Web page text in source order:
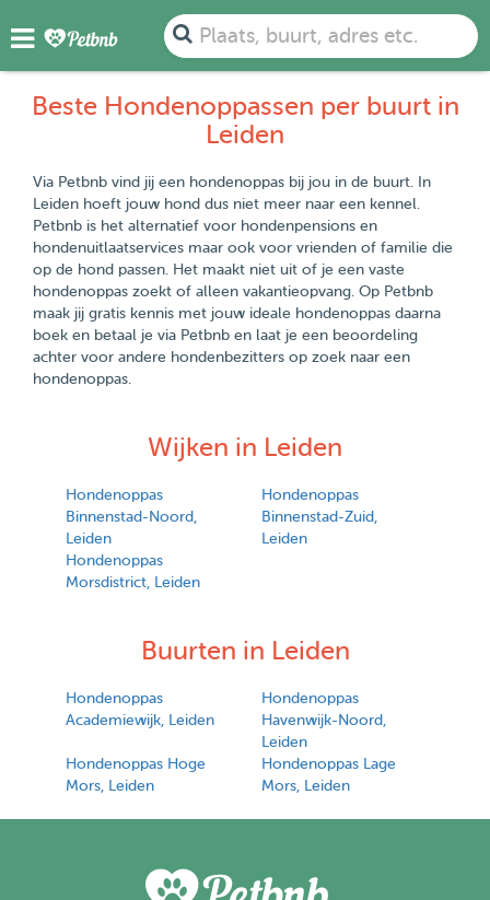
Plaats, buurt, adres etc.
Beste Hondenoppassen per buurt in
Leiden
Via Petbnb vind jij een hondenoppas bij jou in de buurt. In
Leiden hoeft jouw hond dus niet meer naar een kennel.
Petbnb is het alternatief voor hondenpensions en
hondenuitlaatservices maar ook voor vrienden of familie die
op de hond passen. Het maakt niet uit of je een vaste
hondenoppas zoekt of alleen vakantieopvang. Op Petbnb
maak jij gratis kennis met jouw ideale hondenoppas daarna
boek en betaal je via Petbnb en laat je een beoordeling
achter voor andere hondenbezitters op zoek naar een
hondenoppas.
Wijken in Leiden
Hondenoppas
Binnenstad-Noord,
Leiden
Hondenoppas
Binnenstad-Zuid,
Leiden
Hondenoppas
Morsdistrict, Leiden
Buurten in Leiden
Hondenoppas
Academiewijk, Leiden
Hondenoppas
Havenwijk-Noord,
Leiden
Hondenoppas Hoge
Mors, Leiden
Hondenoppas Lage
Mors, Leiden